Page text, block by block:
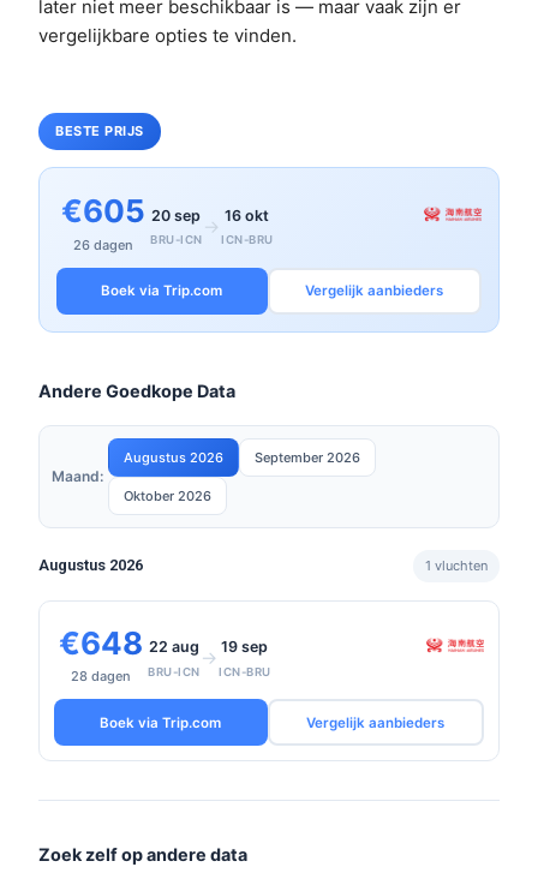
later niet meer beschikbaar is — maar vaak zijn er
vergelijkbare opties te vinden.
BESTE PRIJS
€605
26 dagen
20 sep
BRU-ICN
→ 16 okt
ICN-BRU
Boek via Trip.com Vergelijk aanbieders
Andere Goedkope Data
Maand:
Augustus 2026 September 2026
Oktober 2026
Augustus 2026 1 vluchten
€648
28 dagen
22 aug
BRU-ICN
→ 19 sep
ICN-BRU
Boek via Trip.com Vergelijk aanbieders
Zoek zelf op andere data